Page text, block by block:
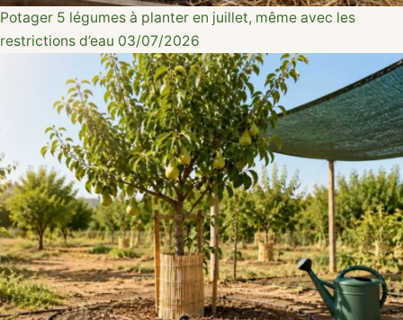
Potager 5 légumes à planter en juillet, même avec les
restrictions d’eau 03/07/2026